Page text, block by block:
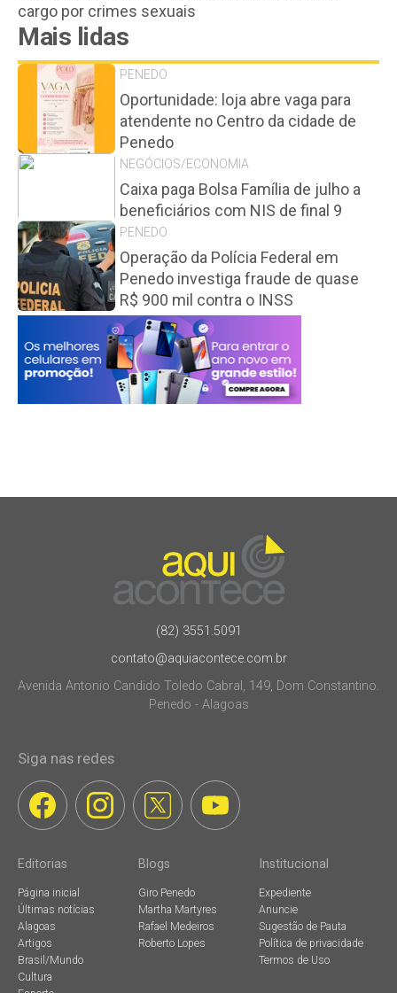
cargo por crimes sexuais
Mais lidas
PENEDO
Oportunidade: loja abre vaga para
atendente no Centro da cidade de
Penedo
NEGÓCIOS/ECONOMIA
Caixa paga Bolsa Família de julho a
beneficiários com NIS de final 9
PENEDO
Operação da Polícia Federal em
Penedo investiga fraude de quase
R$ 900 mil contra o INSS
(82) 3551.5091
contato@aquiacontece.com.br
Avenida Antonio Candido Toledo Cabral, 149, Dom Constantino.
Penedo - Alagoas
Siga nas redes
Editorias
Página inicial
Últimas notícias
Alagoas
Artigos
Brasil/Mundo
Cultura
Blogs
Giro Penedo
Martha Martyres
Rafael Medeiros
Roberto Lopes
Institucional
Expediente
Anuncie
Sugestão de Pauta
Política de privacidade
Termos de Uso